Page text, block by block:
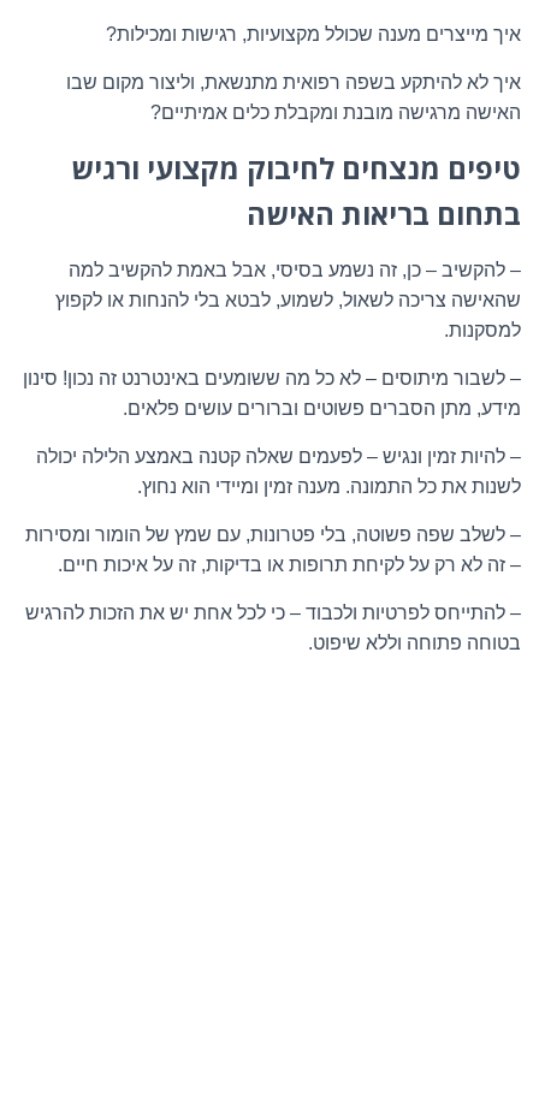
איך מייצרים מענה שכולל מקצועיות, רגישות ומכילות?
איך לא להיתקע בשפה רפואית מתנשאת, וליצור מקום שבו
האישה מרגישה מובנת ומקבלת כלים אמיתיים?
טיפים מנצחים לחיבוק מקצועי ורגיש
בתחום בריאות האישה
– להקשיב – כן, זה נשמע בסיסי, אבל באמת להקשיב למה
שהאישה צריכה לשאול, לשמוע, לבטא בלי להנחות או לקפוץ
למסקנות.
– לשבור מיתוסים – לא כל מה ששומעים באינטרנט זה נכון! סינון
מידע, מתן הסברים פשוטים וברורים עושים פלאים.
– להיות זמין ונגיש – לפעמים שאלה קטנה באמצע הלילה יכולה
לשנות את כל התמונה. מענה זמין ומיידי הוא נחוץ.
– לשלב שפה פשוטה, בלי פטרונות, עם שמץ של הומור ומסירות
– זה לא רק על לקיחת תרופות או בדיקות, זה על איכות חיים.
– להתייחס לפרטיות ולכבוד – כי לכל אחת יש את הזכות להרגיש
בטוחה פתוחה וללא שיפוט.